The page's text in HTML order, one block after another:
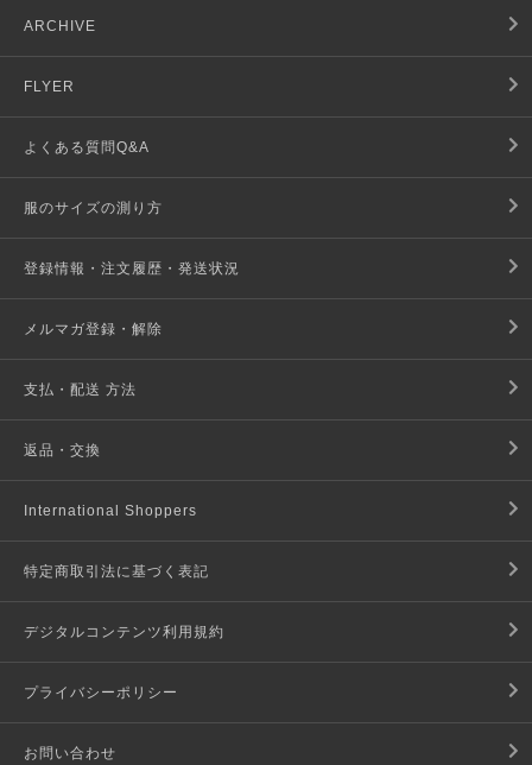
ARCHIVE
FLYER
よくある質問Q&A
服のサイズの測り方
登録情報・注文履歴・発送状況
メルマガ登録・解除
支払・配送 方法
返品・交換
International Shoppers
特定商取引法に基づく表記
デジタルコンテンツ利用規約
プライバシーポリシー
お問い合わせ